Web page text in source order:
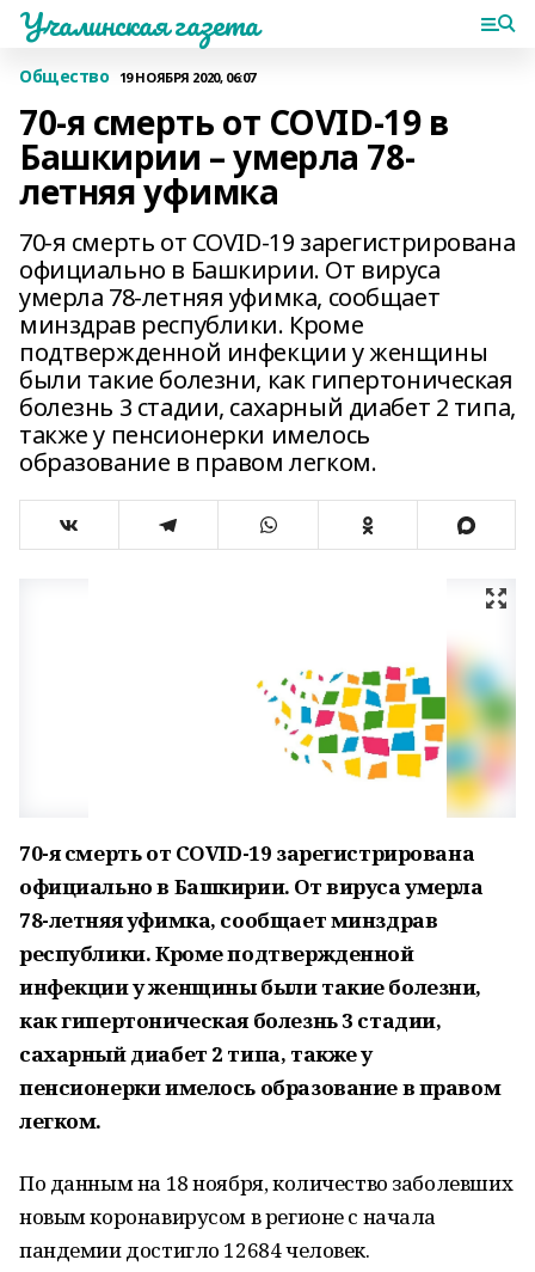
Учалинская газета
Общество 19 НОЯБРЯ 2020, 06:07
70-я смерть от COVID-19 в
Башкирии – умерла 78-
летняя уфимка
70-я смерть от COVID-19 зарегистрирована
официально в Башкирии. От вируса
умерла 78-летняя уфимка, сообщает
минздрав республики. Кроме
подтвержденной инфекции у женщины
были такие болезни, как гипертоническая
болезнь 3 стадии, сахарный диабет 2 типа,
также у пенсионерки имелось
образование в правом легком.
70-я смерть от COVID-19 зарегистрирована
официально в Башкирии. От вируса умерла
78-летняя уфимка, сообщает минздрав
республики. Кроме подтвержденной
инфекции у женщины были такие болезни,
как гипертоническая болезнь 3 стадии,
сахарный диабет 2 типа, также у
пенсионерки имелось образование в правом
легком.
По данным на 18 ноября, количество заболевших
новым коронавирусом в регионе с начала
пандемии достигло 12684 человек.